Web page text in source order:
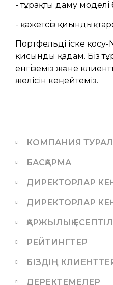
- тұрақты даму
- қажетсіз
Портфельді іске
қисынды қадам. Біз
енгіземіз және
желісін кеңейтеміз.
КОМПАНИЯ
БАСҚАРМА
ДИРЕКТОРЛАР
ДИРЕКТОРЛАР
ҚАРЖЫЛЫҚ
РЕЙТИНГТЕР
БІЗДІҢ
ДЕРЕКТЕМЕЛЕР